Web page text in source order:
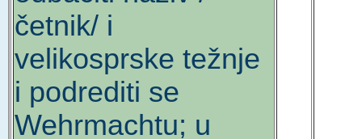
četnik/ i
velikosprske težnje
i podrediti se
Wehrmachtu; u